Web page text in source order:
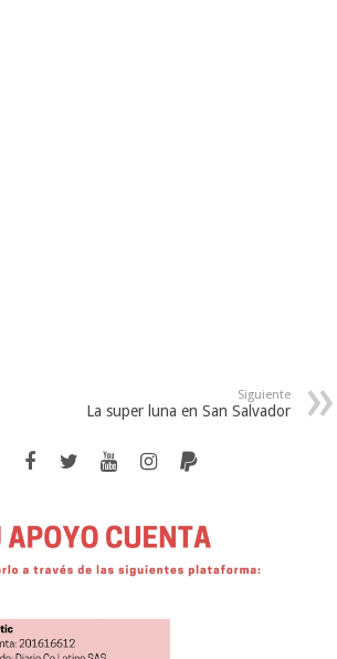
Siguiente
La super luna en San Salvador